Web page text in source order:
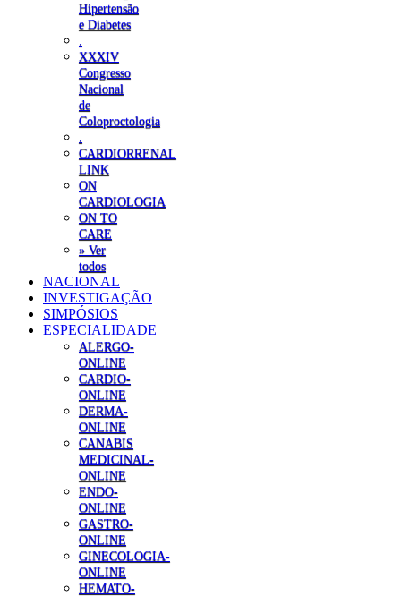
Hipertensão
e Diabetes
XXXIV
Congresso
Nacional
de
Coloproctologia
CARDIORRENAL
LINK
ON
CARDIOLOGIA
ON TO
CARE
» Ver
todos
NACIONAL
INVESTIGAÇÃO
SIMPÓSIOS
ESPECIALIDADE
ALERGO-
ONLINE
CARDIO-
ONLINE
DERMA-
ONLINE
CANABIS
MEDICINAL-
ONLINE
ENDO-
ONLINE
GASTRO-
ONLINE
GINECOLOGIA-
ONLINE
HEMATO-